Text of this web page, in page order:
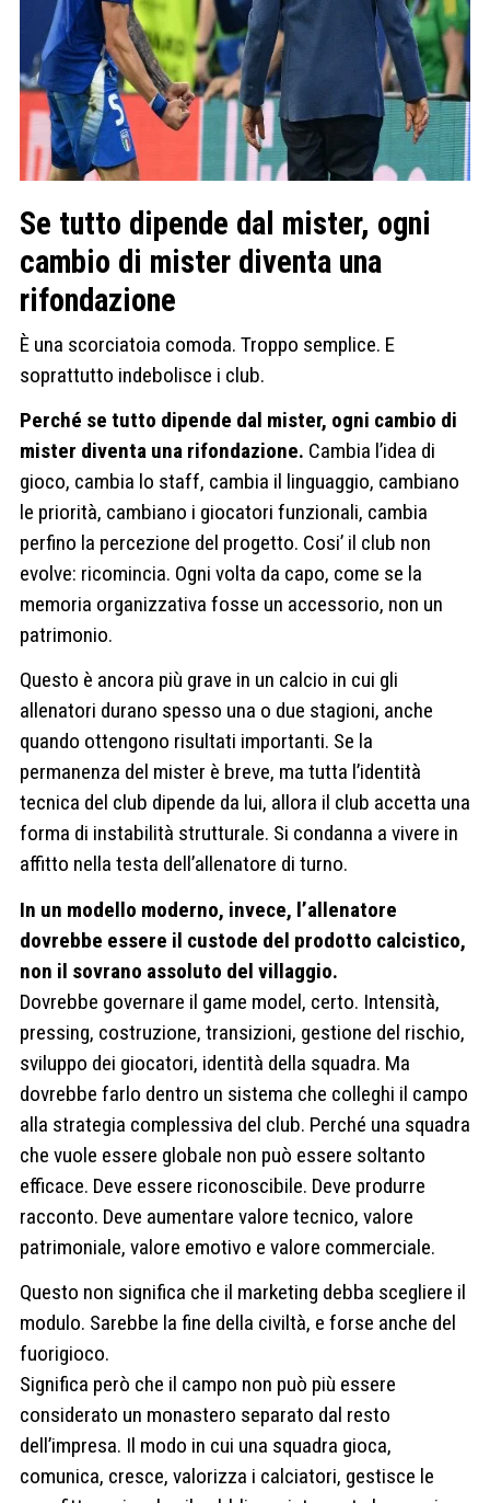
Se tutto dipende dal mister, ogni
cambio di mister diventa una
rifondazione
È una scorciatoia comoda. Troppo semplice. E
soprattutto indebolisce i club.
Perché se tutto dipende dal mister, ogni cambio di
mister diventa una rifondazione. Cambia l’idea di
gioco, cambia lo staff, cambia il linguaggio, cambiano
le priorità, cambiano i giocatori funzionali, cambia
perfino la percezione del progetto. Cosi’ il club non
evolve: ricomincia. Ogni volta da capo, come se la
memoria organizzativa fosse un accessorio, non un
patrimonio.
Questo è ancora più grave in un calcio in cui gli
allenatori durano spesso una o due stagioni, anche
quando ottengono risultati importanti. Se la
permanenza del mister è breve, ma tutta l’identità
tecnica del club dipende da lui, allora il club accetta una
forma di instabilità strutturale. Si condanna a vivere in
affitto nella testa dell’allenatore di turno.
In un modello moderno, invece, l’allenatore
dovrebbe essere il custode del prodotto calcistico,
non il sovrano assoluto del villaggio.
Dovrebbe governare il game model, certo. Intensità,
pressing, costruzione, transizioni, gestione del rischio,
sviluppo dei giocatori, identità della squadra. Ma
dovrebbe farlo dentro un sistema che colleghi il campo
alla strategia complessiva del club. Perché una squadra
che vuole essere globale non può essere soltanto
efficace. Deve essere riconoscibile. Deve produrre
racconto. Deve aumentare valore tecnico, valore
patrimoniale, valore emotivo e valore commerciale.
Questo non significa che il marketing debba scegliere il
modulo. Sarebbe la fine della civiltà, e forse anche del
fuorigioco.
Significa però che il campo non può più essere
considerato un monastero separato dal resto
dell’impresa. Il modo in cui una squadra gioca,
comunica, cresce, valorizza i calciatori, gestisce le